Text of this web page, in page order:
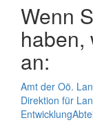
Wenn
haben,
an:
Amt der Oö.
Direktion für
Entwicklung